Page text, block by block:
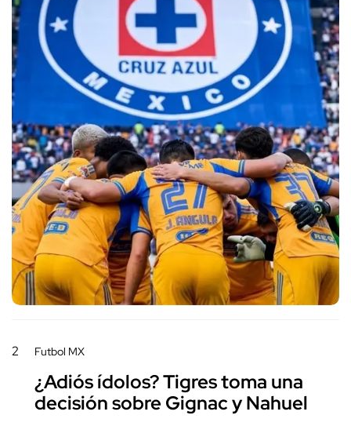
2 Futbol MX
¿Adiós ídolos? Tigres toma una
decisión sobre Gignac y Nahuel